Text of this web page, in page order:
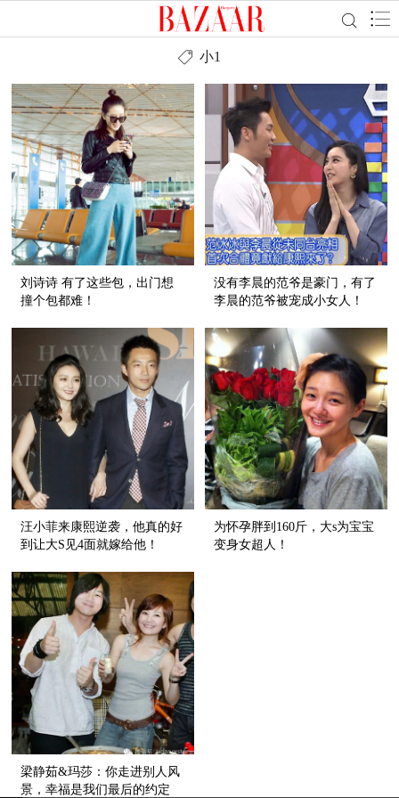
小1
刘诗诗 有了这些包，出门想
撞个包都难！
没有李晨的范爷是豪门，有了
李晨的范爷被宠成小女人！
汪小菲来康熙逆袭，他真的好
到让大S见4面就嫁给他！
为怀孕胖到160斤，大s为宝宝
变身女超人！
梁静茹&玛莎：你走进别人风
景，幸福是我们最后的约定